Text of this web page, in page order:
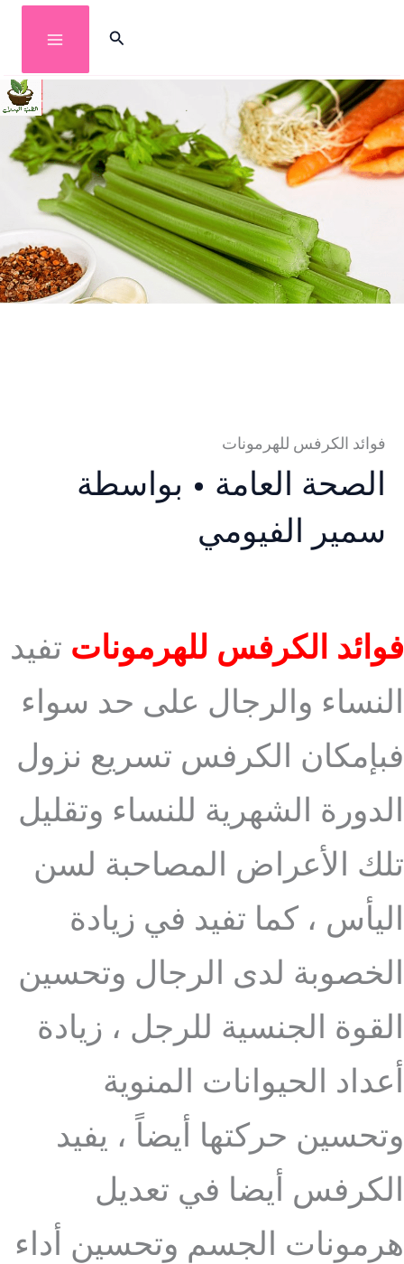
إلى
المحتوى
البحث
فوائد الكرفس للهرمونات
الصحة العامة • بواسطة
سمير الفيومي
فوائد الكرفس للهرمونات تفيد
النساء والرجال على حد سواء
فبإمكان الكرفس تسريع نزول
الدورة الشهرية للنساء وتقليل
تلك الأعراض المصاحبة لسن
اليأس ، كما تفيد في زيادة
الخصوبة لدى الرجال وتحسين
القوة الجنسية للرجل ، زيادة
أعداد الحيوانات المنوية
وتحسين حركتها أيضاً ، يفيد
الكرفس أيضا في تعديل
هرمونات الجسم وتحسين أداء